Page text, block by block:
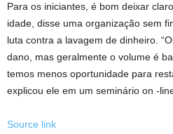
Para os iniciantes, é bom deixar
idade, disse uma organização sem
luta contra a lavagem de dinheiro.
dano, mas geralmente o volume é
temos menos oportunidade para
explicou ele em um seminário on -
Source link